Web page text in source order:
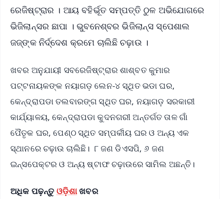
ରେଜିଷ୍ଟ୍ରାର । ଆୟ ବହିର୍ଭୂତ ସମ୍ପତ୍ତି ଠୁଳ ଅଭିଯୋଗରେ
ଭିଜିଲାନ୍ସର ଛାପା । ଭୁବନେଶ୍ବର ଭିଜିଲାନ୍ସ ସ୍ପେଶାଲ
ଜଜ୍‌ଙ୍କ ନିର୍ଦ୍ଦେଶ କ୍ରମେ ଚାଲିଛି ଚଢ଼ାଉ ।
ଖବର ଅନୁଯାୟୀ ସବରେଜିଷ୍ଟ୍ରାର ଶାଶ୍ବତ କୁମାର
ପଟ୍ଟନାୟକଙ୍କ ନୟାଗଡ଼ ଲେନ-୪ ସ୍ଥିତ ଭଡା ଘର,
କେନ୍ଦ୍ରାପଡା ତଲବାରଙ୍ଗ ସ୍ଥିତ ଘର, ନୟାଗଡ଼ ସରକାରୀ
କାର୍ଯ୍ୟାଳୟ, କେନ୍ଦ୍ରାପଡା କୁଦନଗରୀ ଅନ୍ତର୍ଗତ ତାଳ ଗାଁ
ପୈତୃକ ଘର, ପେଣ୍ଠ ସ୍ଥିତ ସମ୍ପର୍କୀୟ ଘର ଓ ଅନ୍ୟ ଏକ
ସ୍ଥାନରେ ଚଢ଼ାଉ ଚାଲିଛି। ୮ ଜଣ ଡିଏସପି, ୬ ଜଣ
ଇନ୍ସପେକ୍ଟର ଓ ଅନ୍ୟ ଷ୍ଟାଫ ଚଢ଼ାଉରେ ସାମିଲ ଅଛନ୍ତି।
ଅଧିକ ପଢ଼ନ୍ତୁ ଓଡ଼ିଶାଖବର